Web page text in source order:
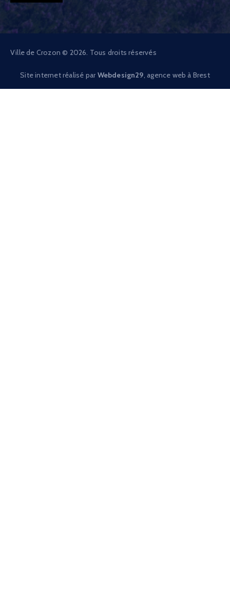
Ville de Crozon © 2026. Tous droits réservés
Site internet réalisé par Webdesign29 , agence web à Brest